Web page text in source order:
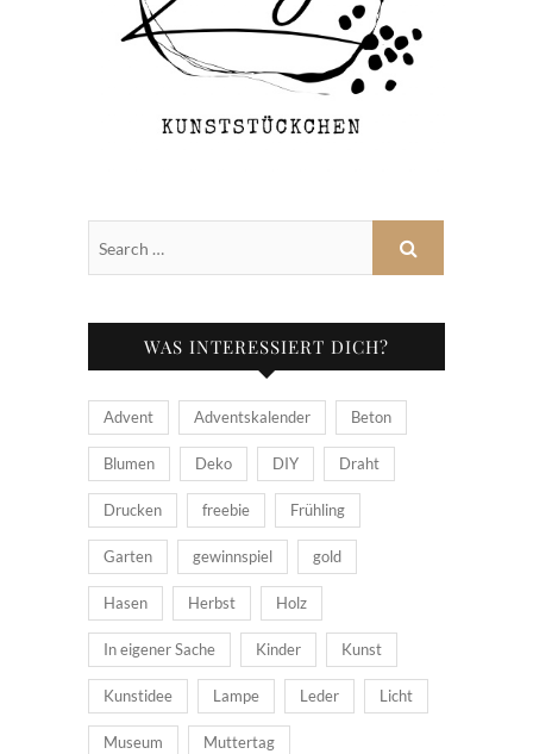
WAS INTERESSIERT DICH?
Advent Adventskalender Beton
Blumen Deko DIY Draht
Drucken freebie Frühling
Garten gewinnspiel gold
Hasen Herbst Holz
In eigener Sache Kinder Kunst
Kunstidee Lampe Leder Licht
Museum Muttertag